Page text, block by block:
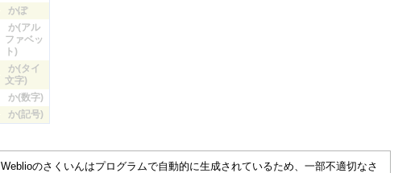
かぽ
か(アル
ファベッ
ト)
か(タイ
文字)
か(数字)
か(記号)
Weblioのさくいんはプログラムで自動的に生成されているため、一部不適切なさ